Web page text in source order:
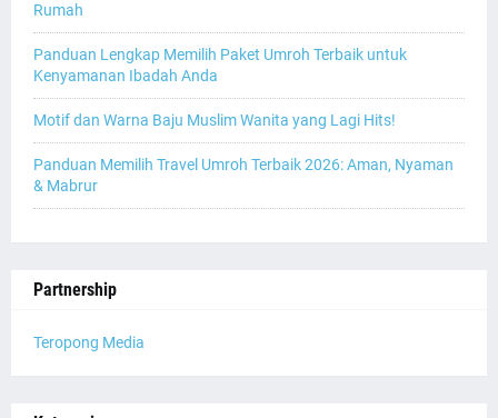
Rumah
Panduan Lengkap Memilih Paket Umroh Terbaik untuk
Kenyamanan Ibadah Anda
Motif dan Warna Baju Muslim Wanita yang Lagi Hits!
Panduan Memilih Travel Umroh Terbaik 2026: Aman, Nyaman
& Mabrur
Partnership
Teropong Media